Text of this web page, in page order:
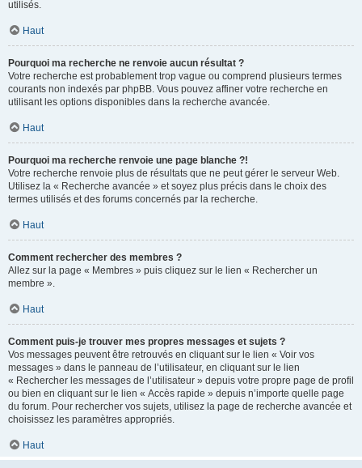
utilisés.
Haut
Pourquoi ma recherche ne renvoie aucun résultat ?
Votre recherche est probablement trop vague ou comprend plusieurs termes
courants non indexés par phpBB. Vous pouvez affiner votre recherche en
utilisant les options disponibles dans la recherche avancée.
Haut
Pourquoi ma recherche renvoie une page blanche ?!
Votre recherche renvoie plus de résultats que ne peut gérer le serveur Web.
Utilisez la « Recherche avancée » et soyez plus précis dans le choix des
termes utilisés et des forums concernés par la recherche.
Haut
Comment rechercher des membres ?
Allez sur la page « Membres » puis cliquez sur le lien « Rechercher un
membre ».
Haut
Comment puis-je trouver mes propres messages et sujets ?
Vos messages peuvent être retrouvés en cliquant sur le lien « Voir vos
messages » dans le panneau de l’utilisateur, en cliquant sur le lien
« Rechercher les messages de l’utilisateur » depuis votre propre page de profil
ou bien en cliquant sur le lien « Accès rapide » depuis n’importe quelle page
du forum. Pour rechercher vos sujets, utilisez la page de recherche avancée et
choisissez les paramètres appropriés.
Haut